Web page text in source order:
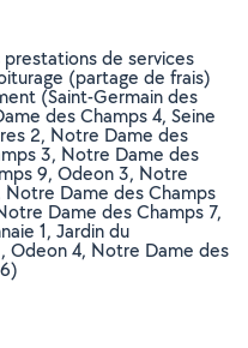
prestations de services
(partage de frais)
(Saint-Germain des
des Champs 4, Seine
2, Notre Dame des
3, Notre Dame des
9, Odeon 3, Notre
Notre Dame des Champs
Dame des Champs 7,
1, Jardin du
Odeon 4, Notre Dame des